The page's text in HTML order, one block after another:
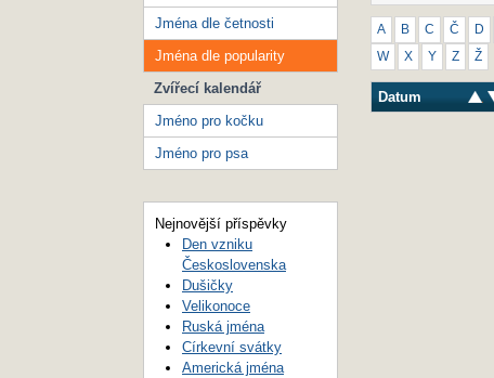
A B C Č D
W X Y Z Ž
Datum
Jména dle četnosti
Jména dle popularity
Zvířecí kalendář
Jméno pro kočku
Jméno pro psa
Nejnovější příspěvky
Den vzniku
Československa
Dušičky
Velikonoce
Ruská jména
Církevní svátky
Americká jména